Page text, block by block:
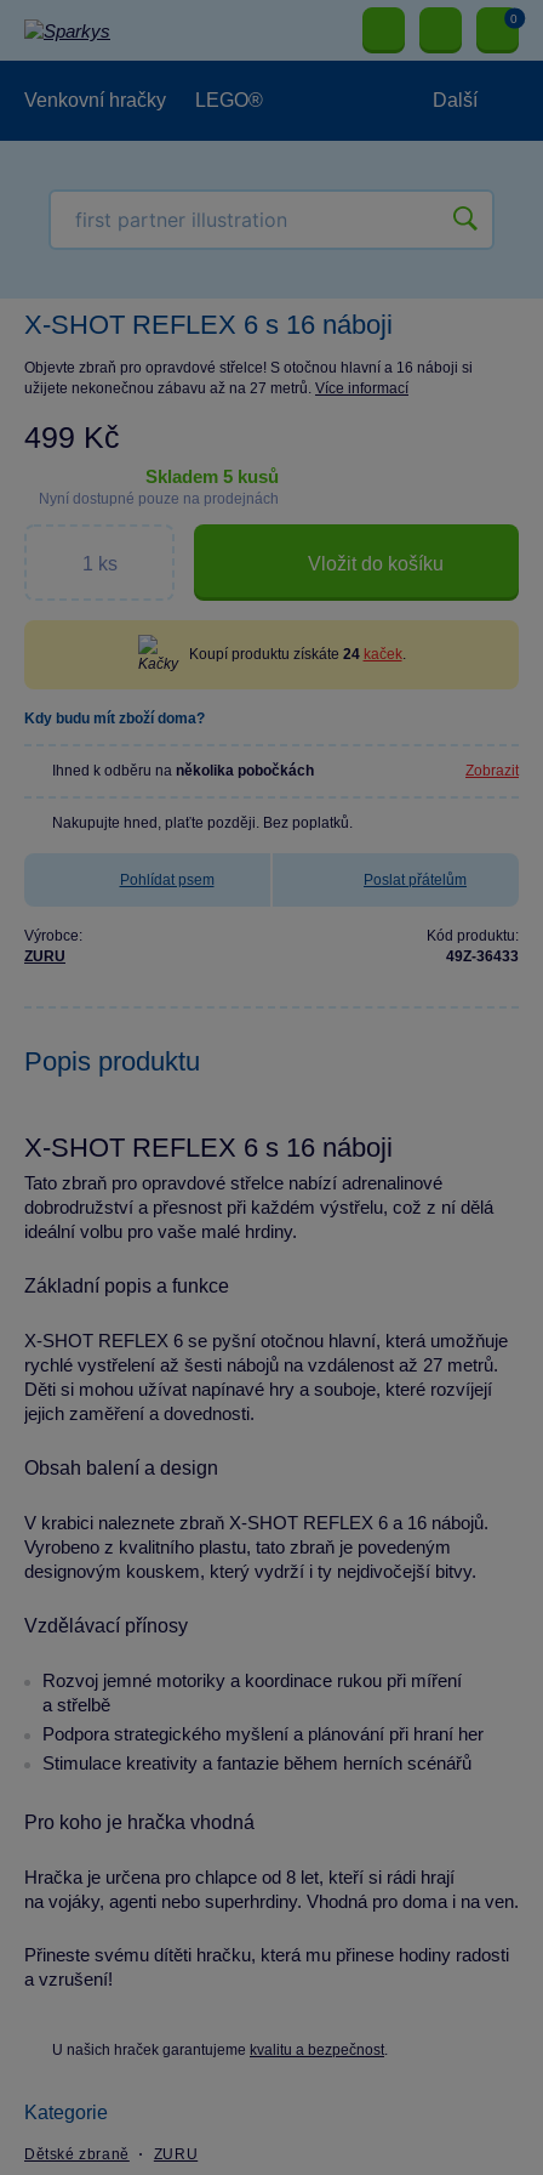
0
Venkovní hračky LEGO® Další
X-SHOT REFLEX 6 s 16 náboji
Objevte zbraň pro opravdové střelce! S otočnou hlavní a 16 náboji si
užijete nekonečnou zábavu až na 27 metrů. Více informací
499 Kč
skladem 5 kusů
Nyní dostupné pouze na prodejnách
Vložit do košíku
Koupí produktu získáte 24 kaček.
Kdy budu mít zboží doma?
Ihned k odběru na několika pobočkách Zobrazit
Nakupujte hned, plaťte později. Bez poplatků.
Pohlídat psem Poslat přátelům
Výrobce:
ZURU
Kód produktu:
49Z-36433
Popis produktu
X-SHOT REFLEX 6 s 16 náboji
Tato zbraň pro opravdové střelce nabízí adrenalinové
dobrodružství a přesnost při každém výstřelu, což z ní dělá
ideální volbu pro vaše malé hrdiny.
Základní popis a funkce
X-SHOT REFLEX 6 se pyšní otočnou hlavní, která umožňuje
rychlé vystřelení až šesti nábojů na vzdálenost až 27 metrů.
Děti si mohou užívat napínavé hry a souboje, které rozvíjejí
jejich zaměření a dovednosti.
Obsah balení a design
V krabici naleznete zbraň X-SHOT REFLEX 6 a 16 nábojů.
Vyrobeno z kvalitního plastu, tato zbraň je povedeným
designovým kouskem, který vydrží i ty nejdivočejší bitvy.
Vzdělávací přínosy
Rozvoj jemné motoriky a koordinace rukou při míření
a střelbě
Podpora strategického myšlení a plánování při hraní her
Stimulace kreativity a fantazie během herních scénářů
Pro koho je hračka vhodná
Hračka je určena pro chlapce od 8 let, kteří si rádi hrají
na vojáky, agenti nebo superhrdiny. Vhodná pro doma i na ven.
Přineste svému dítěti hračku, která mu přinese hodiny radosti
a vzrušení!
U našich hraček garantujeme kvalitu a bezpečnost.
Kategorie
Dětské zbraně ZURU